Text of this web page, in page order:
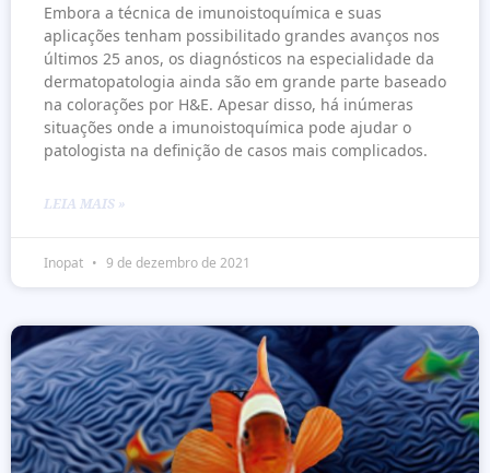
Embora a técnica de imunoistoquímica e suas
aplicações tenham possibilitado grandes avanços nos
últimos 25 anos, os diagnósticos na especialidade da
dermatopatologia ainda são em grande parte baseado
na colorações por H&E. Apesar disso, há inúmeras
situações onde a imunoistoquímica pode ajudar o
patologista na definição de casos mais complicados.
LEIA MAIS »
Inopat 9 de dezembro de 2021